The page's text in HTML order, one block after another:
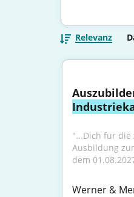
Relevanz
"...Dich für
Ausbildung
dem
Werner &